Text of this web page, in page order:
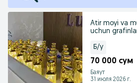
Atir moyi va
uchun
Б/у
70 000 сум
Баяут
31 июля 2026 г.